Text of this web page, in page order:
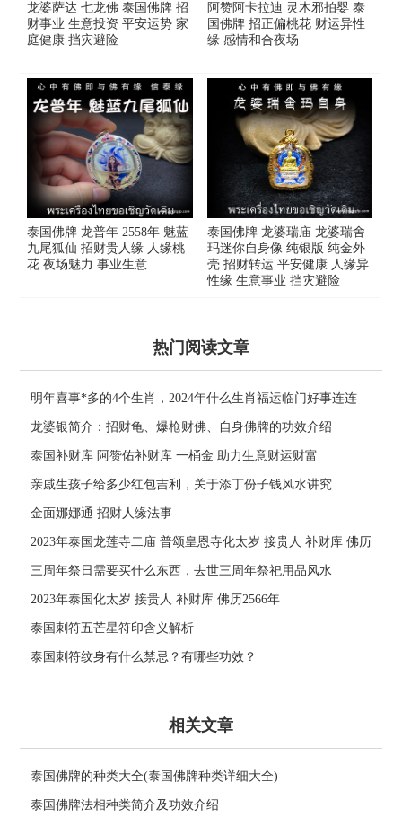
龙婆萨达 七龙佛 泰国佛牌 招
财事业 生意投资 平安运势 家
庭健康 挡灾避险
阿赞阿卡拉迪 灵木邪拍婴 泰
国佛牌 招正偏桃花 财运异性
缘 感情和合夜场
泰国佛牌 龙普年 2558年 魅蓝
九尾狐仙 招财贵人缘 人缘桃
花 夜场魅力 事业生意
泰国佛牌 龙婆瑞庙 龙婆瑞舍
玛迷你自身像 纯银版 纯金外
壳 招财转运 平安健康 人缘异
性缘 生意事业 挡灾避险
热门阅读文章
明年喜事*多的4个生肖，2024年什么生肖福运临门好事连连
龙婆银简介：招财龟、爆枪财佛、自身佛牌的功效介绍
泰国补财库 阿赞佑补财库 一桶金 助力生意财运财富
亲戚生孩子给多少红包吉利，关于添丁份子钱风水讲究
金面娜娜通 招财人缘法事
2023年泰国龙莲寺二庙 普颂皇恩寺化太岁 接贵人 补财库 佛历
2566年
三周年祭日需要买什么东西，去世三周年祭祀用品风水
2023年泰国化太岁 接贵人 补财库 佛历2566年
泰国刺符五芒星符印含义解析
泰国刺符纹身有什么禁忌？有哪些功效？
相关文章
泰国佛牌的种类大全(泰国佛牌种类详细大全)
泰国佛牌法相种类简介及功效介绍